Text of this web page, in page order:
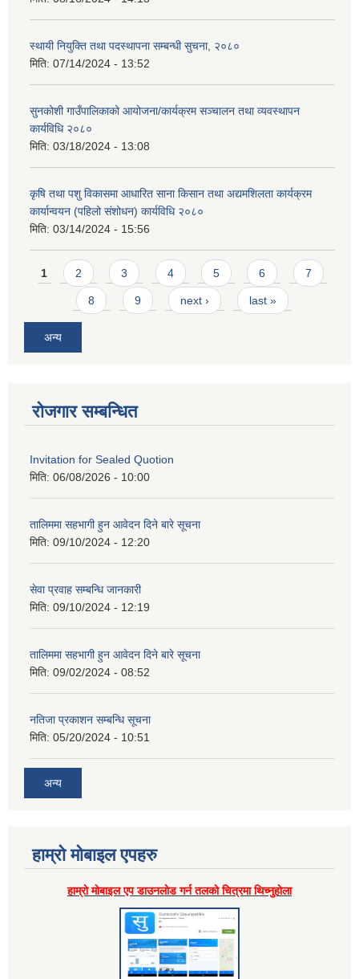
स्थायी नियुक्ति तथा पदस्थापना सम्बन्धी सुचना, २०८०
मिति: 07/14/2024 - 13:52
सुनकोशी गाउँपालिकाको आयोजना/कार्यक्रम सञ्चालन तथा व्यवस्थापन
कार्यविधि २०८०
मिति: 03/18/2024 - 13:08
कृषि तथा पशु विकासमा आधारित साना किसान तथा अद्यमशिलता कार्यक्रम
कार्यान्वयन (पहिलो संशोधन) कार्यविधि २०८०
मिति: 03/14/2024 - 15:56
Pages
1 2 3 4 5 6 7
8 9 next › last »
अन्य
रोजगार सम्बन्धित
Invitation for Sealed Quotion
मिति: 06/08/2026 - 10:00
तालिममा सहभागी हुन आवेदन दिने बारे सूचना
मिति: 09/10/2024 - 12:20
सेवा प्रवाह सम्बन्धि जानकारी
मिति: 09/10/2024 - 12:19
तालिममा सहभागी हुन आवेदन दिने बारे सूचना
मिति: 09/02/2024 - 08:52
नतिजा प्रकाशन सम्बन्धि सूचना
मिति: 05/20/2024 - 10:51
अन्य
हाम्राे माेबाइल एपहरु
हाम्राे माेबाइल एप डाउनलाेड गर्न तलकाे चित्रमा थिच्नुहाेला